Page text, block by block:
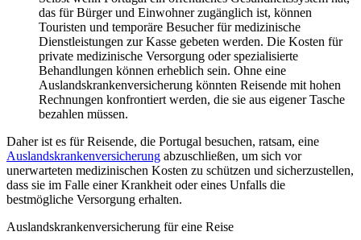
das für Bürger und Einwohner zugänglich ist, können
Touristen und temporäre Besucher für medizinische
Dienstleistungen zur Kasse gebeten werden. Die Kosten für
private medizinische Versorgung oder spezialisierte
Behandlungen können erheblich sein. Ohne eine
Auslandskrankenversicherung könnten Reisende mit hohen
Rechnungen konfrontiert werden, die sie aus eigener Tasche
bezahlen müssen.
Daher ist es für Reisende, die Portugal besuchen, ratsam, eine
Auslandskrankenversicherung abzuschließen, um sich vor
unerwarteten medizinischen Kosten zu schützen und sicherzustellen,
dass sie im Falle einer Krankheit oder eines Unfalls die
bestmögliche Versorgung erhalten.
Auslandskrankenversicherung für eine Reise